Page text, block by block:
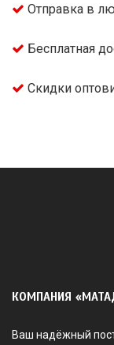
Отправка в
Бесплатная
Скидки
КОМПАНИЯ
Ваш надёжный